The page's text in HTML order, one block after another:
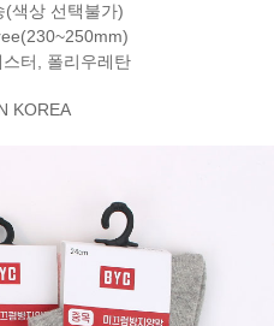
(색상 선택불가)
터, 폴리우레탄
KOREA